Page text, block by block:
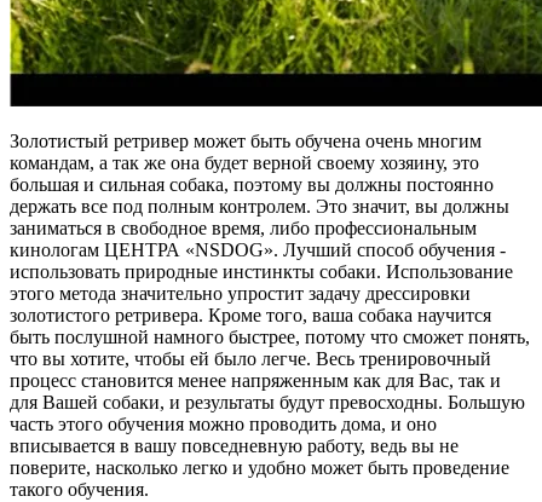
Золотистый ретривер может быть обучена очень многим
командам, а так же она будет верной своему хозяину, это
большая и сильная собака, поэтому вы должны постоянно
держать все под полным контролем. Это значит, вы должны
заниматься в свободное время, либо профессиональным
кинологам ЦЕНТРА «NSDOG». Лучший способ обучения -
использовать природные инстинкты собаки. Использование
этого метода значительно упростит задачу дрессировки
золотистого ретривера. Кроме того, ваша собака научится
быть послушной намного быстрее, потому что сможет понять,
что вы хотите, чтобы ей было легче. Весь тренировочный
процесс становится менее напряженным как для Вас, так и
для Вашей собаки, и результаты будут превосходны. Большую
часть этого обучения можно проводить дома, и оно
вписывается в вашу повседневную работу, ведь вы не
поверите, насколько легко и удобно может быть проведение
такого обучения.